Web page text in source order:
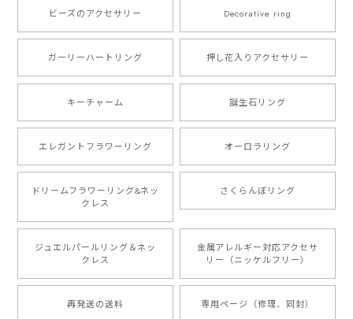
ビーズのアクセサリー Decorative ring
ガーリーハートリング 押し花入りアクセサリー
キーチャーム 誕生石リング
エレガントフラワーリング オーロラリング
ドリームフラワーリング&ネッ
クレス
さくらんぼリング
ジュエルパールリング＆ネッ
クレス
金属アレルギー対応アクセサ
リー（ニッケルフリー）
再発送の送料 専用ページ（修理、同封）